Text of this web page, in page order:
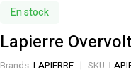
En stock
Lapierre
Brands: LAPIERRE SKU: